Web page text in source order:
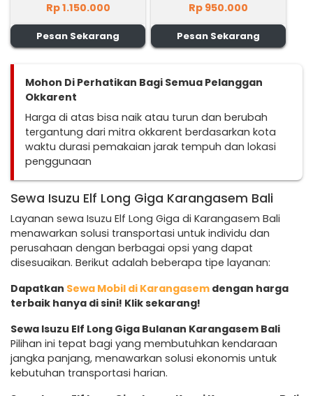
Rp 1.150.000
Pesan Sekarang
Rp 950.000
Pesan Sekarang
Mohon Di Perhatikan Bagi Semua Pelanggan
Okkarent
Harga di atas bisa naik atau turun dan berubah
tergantung dari mitra okkarent berdasarkan kota
waktu durasi pemakaian jarak tempuh dan lokasi
penggunaan
Sewa Isuzu Elf Long Giga Karangasem Bali
Layanan sewa Isuzu Elf Long Giga di Karangasem Bali
menawarkan solusi transportasi untuk individu dan
perusahaan dengan berbagai opsi yang dapat
disesuaikan. Berikut adalah beberapa tipe layanan:
Dapatkan Sewa Mobil di Karangasem dengan harga
terbaik hanya di sini! Klik sekarang!
Sewa Isuzu Elf Long Giga Bulanan Karangasem Bali
Pilihan ini tepat bagi yang membutuhkan kendaraan
jangka panjang, menawarkan solusi ekonomis untuk
kebutuhan transportasi harian.